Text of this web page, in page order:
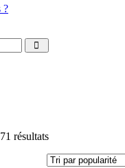
?
résultatsTrié
popularité